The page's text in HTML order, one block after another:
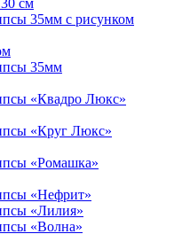
35мм с рисунком
35мм
«Квадро Люкс»
«Круг Люкс»
«Ромашка»
«Нефрит»
«Лилия»
«Волна»